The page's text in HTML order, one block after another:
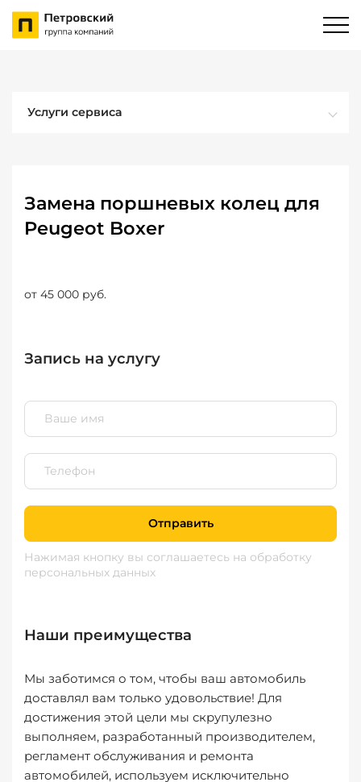
Услуги сервиса
Замена поршневых колец для
Peugeot Boxer
от 45 000 руб.
Запись на услугу
Отправить
Нажимая кнопку вы соглашаетесь на обработку
персональных данных
Наши преимущества
Мы заботимся о том, чтобы ваш автомобиль
доставлял вам только удовольствие! Для
достижения этой цели мы скрупулезно
выполняем, разработанный производителем,
регламент обслуживания и ремонта
автомобилей, используем исключительно